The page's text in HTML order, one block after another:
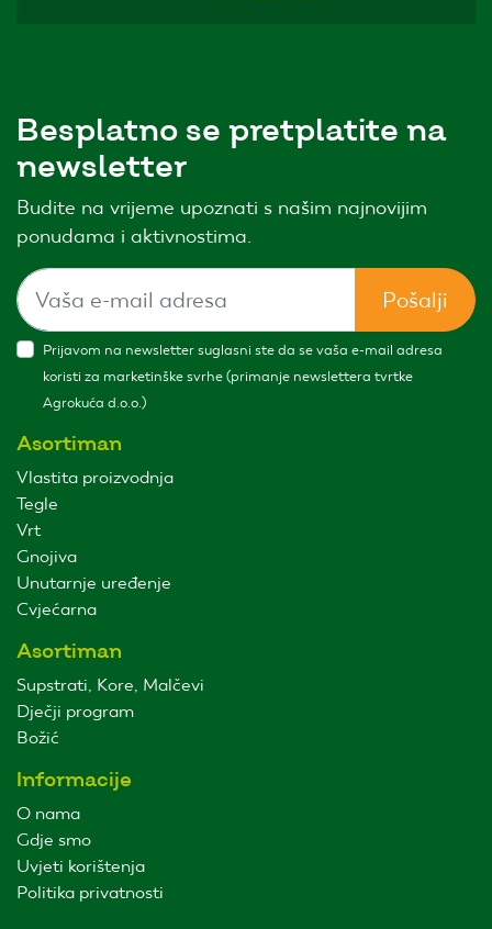
Besplatno se pretplatite na
newsletter
Budite na vrijeme upoznati s našim najnovijim
ponudama i aktivnostima.
Pošalji
Prijavom na newsletter suglasni ste da se vaša e-mail adresa
koristi za marketinške svrhe (primanje newslettera tvrtke
Agrokuća d.o.o.)
Asortiman
Vlastita proizvodnja
Tegle
Vrt
Gnojiva
Unutarnje uređenje
Cvjećarna
Asortiman
Supstrati, Kore, Malčevi
Dječji program
Božić
Informacije
O nama
Gdje smo
Uvjeti korištenja
Politika privatnosti